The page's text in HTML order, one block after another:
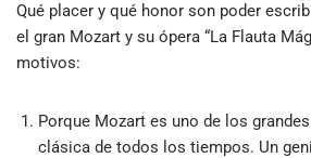
Qué placer y qué honor son poder
el gran Mozart y su ópera “La Flauta
motivos:
Porque Mozart es uno de los
clásica de todos los tiempos. Un